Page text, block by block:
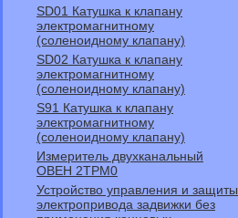
SD01 Катушка к клапану
электромагнитному
(соленоидному клапану)
SD02 Катушка к клапану
электромагнитному
(соленоидному клапану)
S91 Катушка к клапану
электромагнитному
(соленоидному клапану)
Измеритель двухканальный
ОВЕН 2ТРМ0
Устройство управления и защиты
электропривода задвижки без